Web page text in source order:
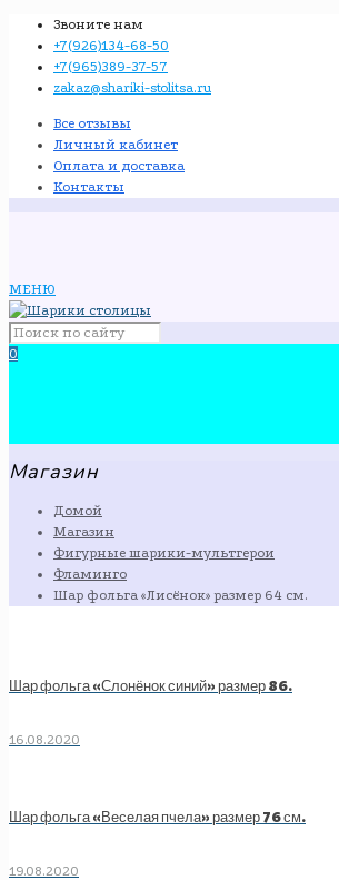
Звоните нам
+7(926)134-68-50
+7(965)389-37-57
zakaz@shariki-stolitsa.ru
Все отзывы
Личный кабинет
Оплата и доставка
Контакты
МЕНЮ
0
Магазин
Домой
Магазин
Фигурные шарики-мультгерои
Фламинго
Шар фольга «Лисёнок» размер 64 см.
Шар фольга «Слонёнок синий» размер 86.
16.08.2020
Шар фольга «Веселая пчела» размер 76 см.
19.08.2020